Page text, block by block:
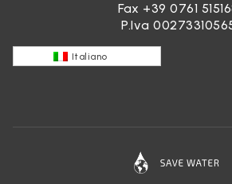
Fax +39 0761
P.Iva
Italiano